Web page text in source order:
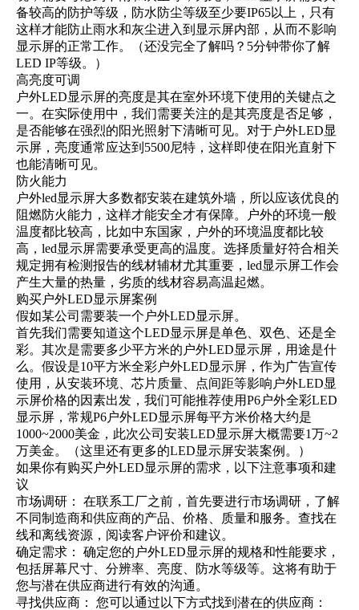
备较高的防护等级，防水防尘等级至少要IP65以上，只有
这样才能防止雨水和灰尘进入到显示屏内部，从而不影响
显示屏的正常工作。（还没完全了解吗？5分钟带你了解
LED IP等级。
）
高亮度可调
户外LED显示屏的亮度是其在室外环境下使用的关键点之
一。在实际使用中，我们需要关注的是其亮度是否足够，
是否能够在强烈的阳光照射下清晰可见。对于户外LED显
示屏，亮度通常应达到5500尼特，这样即使在阳光直射下
也能清晰可见。
防火能力
户外led显示屏大多数都安装在建筑外墙，所以应该优良的
阻燃防火能力，这样才能安全才有保障。户外的环境一般
温度都比较高，比如中东国家，户外的环境温度都比较
高，led显示屏需要承受更高的温度。选择质量好符合相关
规定拥有检测报告的线材辅材尤其重要，led显示屏工作会
产生大量的热量，劣质的线材容易高温起燃。
购买户外LED显示屏案例
假如某公司需要装一个户外LED显示屏。
首先我们需要知道这个LED显示屏是单色、双色、还是全
彩。其次是需要多少平方米的户外LED显示屏，用途是什
么。假设是10平方米全彩户外LED显示屏，作为广告宣传
使用，从安装环境、芯片质量、点间距等影响户外LED显
示屏价格的因素出发，我们可能推荐使用P6户外全彩LED
显示屏，常规P6户外LED显示屏每平方米价格大约是
1000~2000美金，此次公司安装LED显示屏大概需要1万~2
万美金。（这里还有更多的LED显示屏安装案例 。）
如果你有购买户外LED显示屏的需求，以下注意事项和建
议
市场调研： 在联系工厂之前，首先要进行市场调研，了解
不同制造商和供应商的产品、价格、质量和服务。查找在
线和离线资源，阅读客户评价和建议。
确定需求： 确定您的户外LED显示屏的规格和性能要求，
包括屏幕尺寸、分辨率、亮度、防水等级等。这将有助于
您与潜在供应商进行有效的沟通。
寻找供应商： 您可以通过以下方式找到潜在的供应商：